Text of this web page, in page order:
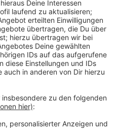
findet ihr in
auf rl.de!
Villa Zündfunke laden